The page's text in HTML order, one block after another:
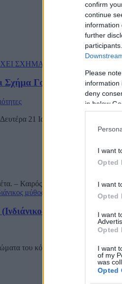
confirm
continue
information
further
Please
information
deny
in below
I want
Opted
I want
Opted
I want
Opted
I want
of my
was
Opted
Σχήμα Γουρουνιού
21 Ιανουαρίου 2002 Το
– Καιρός για ποιο πράγμα; τη
μύθος)
του κόσμου άρχισαν να